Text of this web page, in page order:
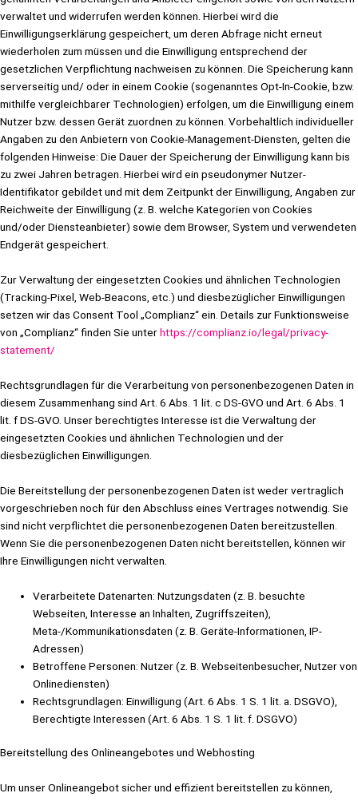
verwaltet und widerrufen werden können. Hierbei wird die
Einwilligungserklärung gespeichert, um deren Abfrage nicht erneut
wiederholen zum müssen und die Einwilligung entsprechend der
gesetzlichen Verpflichtung nachweisen zu können. Die Speicherung kann
serverseitig und/ oder in einem Cookie (sogenanntes Opt-In-Cookie, bzw.
mithilfe vergleichbarer Technologien) erfolgen, um die Einwilligung einem
Nutzer bzw. dessen Gerät zuordnen zu können. Vorbehaltlich individueller
Angaben zu den Anbietern von Cookie-Management-Diensten, gelten die
folgenden Hinweise: Die Dauer der Speicherung der Einwilligung kann bis
zu zwei Jahren betragen. Hierbei wird ein pseudonymer Nutzer-
Identifikator gebildet und mit dem Zeitpunkt der Einwilligung, Angaben zur
Reichweite der Einwilligung (z. B. welche Kategorien von Cookies
und/oder Diensteanbieter) sowie dem Browser, System und verwendeten
Endgerät gespeichert.
Zur Verwaltung der eingesetzten Cookies und ähnlichen Technologien
(Tracking-Pixel, Web-Beacons, etc.) und diesbezüglicher Einwilligungen
setzen wir das Consent Tool „Complianz“ ein. Details zur Funktionsweise
von „Complianz“ finden Sie unterhttps://complianz.io/legal/privacy-
statement/
Rechtsgrundlagen für die Verarbeitung von personenbezogenen Daten in
diesem Zusammenhang sind Art. 6 Abs. 1 lit. c DS-GVO und Art. 6 Abs. 1
lit. f DS-GVO. Unser berechtigtes Interesse ist die Verwaltung der
eingesetzten Cookies und ähnlichen Technologien und der
diesbezüglichen Einwilligungen.
Die Bereitstellung der personenbezogenen Daten ist weder vertraglich
vorgeschrieben noch für den Abschluss eines Vertrages notwendig. Sie
sind nicht verpflichtet die personenbezogenen Daten bereitzustellen.
Wenn Sie die personenbezogenen Daten nicht bereitstellen, können wir
Ihre Einwilligungen nicht verwalten.
Verarbeitete Datenarten: Nutzungsdaten (z. B. besuchte
Webseiten, Interesse an Inhalten, Zugriffszeiten),
Meta-/Kommunikationsdaten (z. B. Geräte-Informationen, IP-
Adressen)
Betroffene Personen: Nutzer (z. B. Webseitenbesucher, Nutzer von
Onlinediensten)
Rechtsgrundlagen: Einwilligung (Art. 6 Abs. 1 S. 1 lit. a. DSGVO),
Berechtigte Interessen (Art. 6 Abs. 1 S. 1 lit. f. DSGVO)
Bereitstellung des Onlineangebotes und Webhosting
Um unser Onlineangebot sicher und effizient bereitstellen zu können,